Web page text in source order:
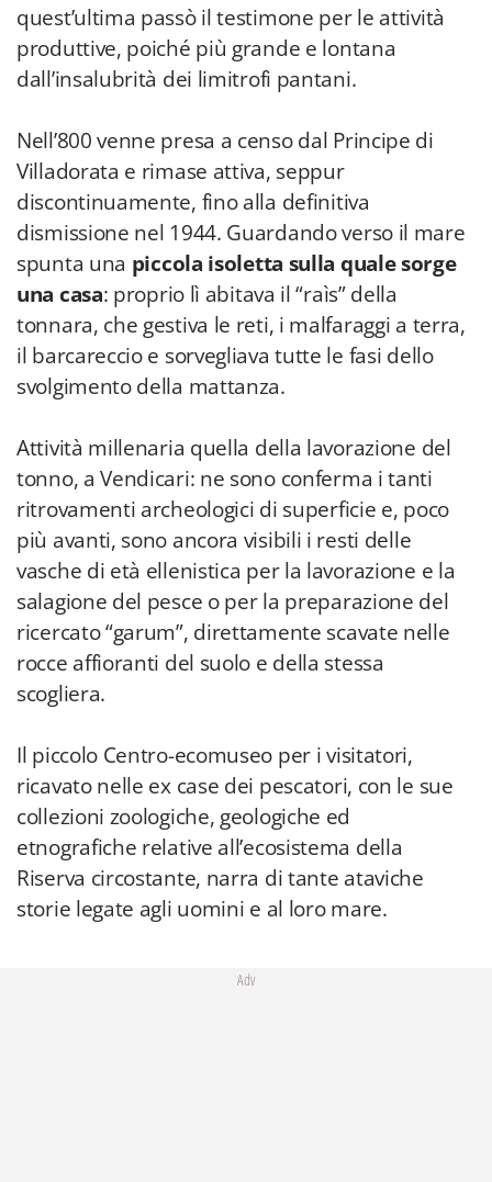
quest’ultima passò il testimone per le attività
produttive, poiché più grande e lontana
dall’insalubrità dei limitrofi pantani.
Nell’800 venne presa a censo dal Principe di
Villadorata e rimase attiva, seppur
discontinuamente, fino alla definitiva
dismissione nel 1944. Guardando verso il mare
spunta una piccola isoletta sulla quale sorge
una casa: proprio lì abitava il “raìs” della
tonnara, che gestiva le reti, i malfaraggi a terra,
il barcareccio e sorvegliava tutte le fasi dello
svolgimento della mattanza.
Attività millenaria quella della lavorazione del
tonno, a Vendicari: ne sono conferma i tanti
ritrovamenti archeologici di superficie e, poco
più avanti, sono ancora visibili i resti delle
vasche di età ellenistica per la lavorazione e la
salagione del pesce o per la preparazione del
ricercato “garum”, direttamente scavate nelle
rocce affioranti del suolo e della stessa
scogliera.
Il piccolo Centro-ecomuseo per i visitatori,
ricavato nelle ex case dei pescatori, con le sue
collezioni zoologiche, geologiche ed
etnografiche relative all’ecosistema della
Riserva circostante, narra di tante ataviche
storie legate agli uomini e al loro mare.
Adv